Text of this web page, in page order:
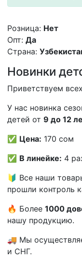
Розница: Нет
Опт: Да
Страна:
Новинки
Приветствуем
У нас новинка
детей от 9 до 12
✅ Цена: 170 сом
✅ В линейке: 4
🔰 Все наши
прошли контроль
🔥 Более 1000
нашу продукцию.
🚚 Мы
и СНГ.